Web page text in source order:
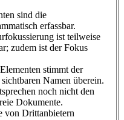
sind die
erfassbar.
ist teilweise
zudem ist der Fokus
stimmt der
Namen überein.
noch nicht den
Dokumente.
von Drittanbietern